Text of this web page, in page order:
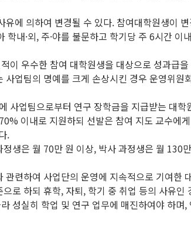
에 의하여 변경될 수 있다. 참여대학원생이
내·외, 주·야를 불문하고 학기당 주 6시간
이 우수한 참여 대학원생을 대상으로 성과급
업팀의 명예를 크게 손상시킨 경우 운영위원
사업팀으로부터 연구 장학금을 지급받는 대학
이내로 지원하되 선발은 참여 지도 교수에
.
생은 월 70만 원 이상, 박사 과정생은 월 130
련하여 사업단의 운영에 지속적으로 기여한
로 하되 휴학, 자퇴, 학기 중 취업 등의 사유인
성실히 학업 및 연구 업무에 매진하여야 하